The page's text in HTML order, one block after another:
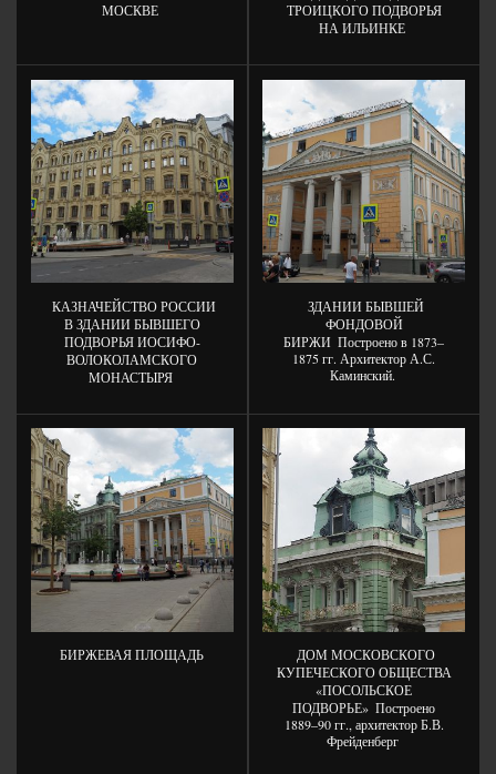
МОСКВЕ
ТРОИЦКОГО ПОДВОРЬЯ
НА ИЛЬИНКЕ
КАЗНАЧЕЙСТВО РОССИИ
В ЗДАНИИ БЫВШЕГО
ПОДВОРЬЯ ИОСИФО-
ВОЛОКОЛАМСКОГО
МОНАСТЫРЯ
ЗДАНИИ БЫВШЕЙ
ФОНДОВОЙ
БИРЖИ Построено в 1873–
1875 гг. Архитектор А.С.
Каминский.
БИРЖЕВАЯ ПЛОЩАДЬ
ДОМ МОСКОВСКОГО
КУПЕЧЕСКОГО ОБЩЕСТВА
«ПОСОЛЬСКОЕ
ПОДВОРЬЕ» Построено
1889–90 гг., архитектор Б.В.
Фрейденберг